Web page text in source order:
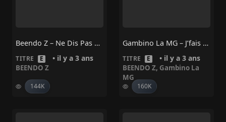
Beendo Z – Ne Dis Pas Non
TITRE E • il y a 3 ans
BEENDO Z
144K
Gambino La MG – J’fais Ça (feat. Beendo Z)
TITRE E • il y a 3 ans
BEENDO Z, Gambino La
MG
160K